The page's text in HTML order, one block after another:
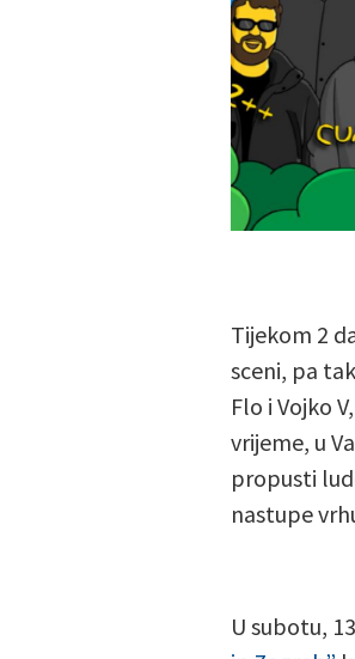
Tijekom 2
sceni, pa
Flo i Vojko
vrijeme, u
propusti
nastupe
U subotu,